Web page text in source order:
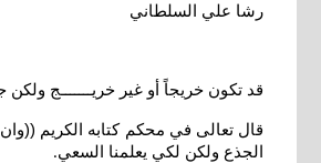
رشا علي السلطاني
قد تكون خريجاً أو غير خريـــــــج
قال تعالى في محكم كتابه الكريم
الجذع ولكن لكي يعلمنا السعي.